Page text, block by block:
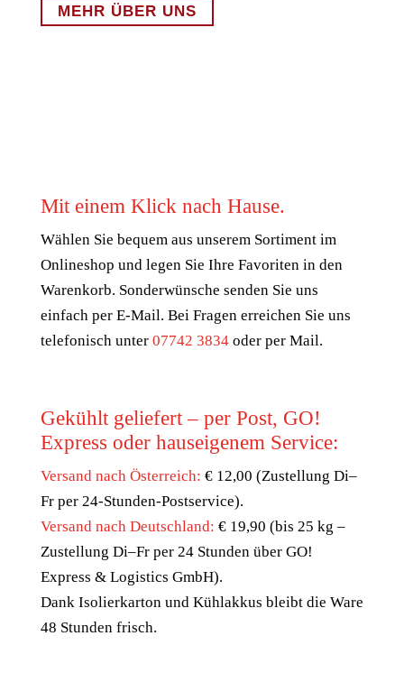
MEHR ÜBER UNS
Mit einem Klick nach Hause.
Wählen Sie bequem aus unserem Sortiment im
Onlineshop und legen Sie Ihre Favoriten in den
Warenkorb. Sonderwünsche senden Sie uns
einfach per E-Mail. Bei Fragen erreichen Sie uns
telefonisch unter 07742 3834oder per Mail.
Gekühlt geliefert – per Post, GO!
Express oder hauseigenem Service:
Versand nach Österreich: € 12,00 (Zustellung Di–
Fr per 24-Stunden-Postservice).
Versand nach Deutschland: € 19,90 (bis 25 kg –
Zustellung Di–Fr per 24 Stunden über GO!
Express & Logistics GmbH).
Dank Isolierkarton und Kühlakkus bleibt die Ware
48 Stunden frisch.